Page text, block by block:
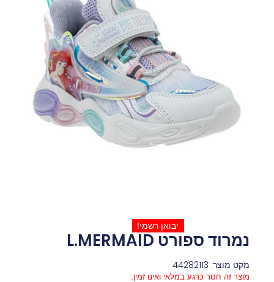
יבואן רשמי!
נמרוד ספורט L.MERMAID
מקט מוצר: 44282113
מוצר זה חסר כרגע במלאי ואינו זמין.